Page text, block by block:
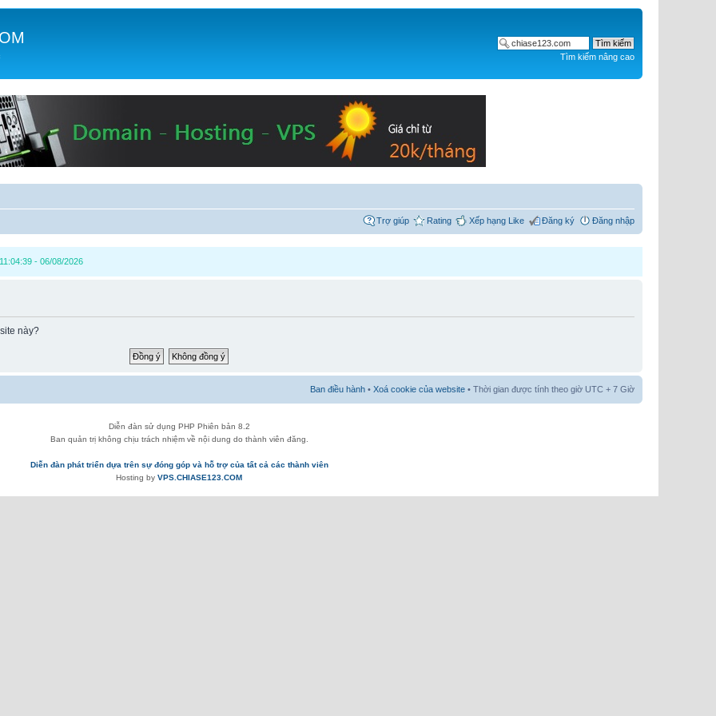
Tìm kiếm nâng cao
Trợ giúp Rating Xếp hạng Like Đăng ký Đăng nhập
- 06/08/2026
này?
Ban điều hành • Xoá cookie của website • Thời gian được tính theo giờ UTC + 7 Giờ
Diễn đàn sử dụng PHP Phiên bản 8.2
Ban quản trị không chịu trách nhiệm về nội dung do thành viên đăng.
Diễn đàn phát triển dựa trên sự đóng góp và hỗ trợ của tất cả các thành viên
Hosting by VPS.CHIASE123.COM